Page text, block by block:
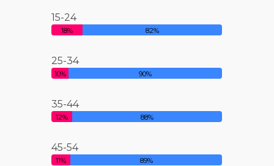
15-24
18% 82%
25-34
10% 90%
35-44
12% 88%
45-54
11% 89%